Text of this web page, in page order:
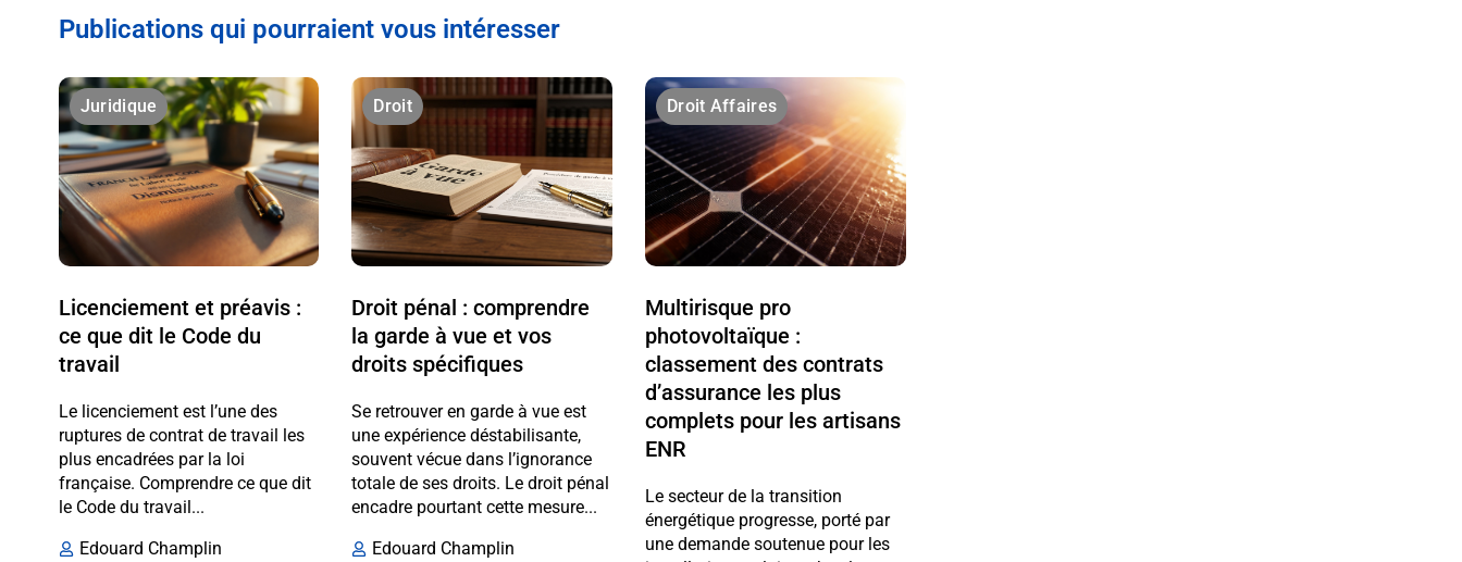
Publications qui pourraient vous intéresser
Juridique
Licenciement et préavis :
ce que dit le Code du
travail
Le licenciement est l’une des
ruptures de contrat de travail les
plus encadrées par la loi
française. Comprendre ce que dit
le Code du travail...
Edouard Champlin
Droit
Droit pénal : comprendre
la garde à vue et vos
droits spécifiques
Se retrouver en garde à vue est
une expérience déstabilisante,
souvent vécue dans l’ignorance
totale de ses droits. Le droit pénal
encadre pourtant cette mesure...
Edouard Champlin
Droit Affaires
Multirisque pro
photovoltaïque :
classement des contrats
d’assurance les plus
complets pour les artisans
ENR
Le secteur de la transition
énergétique progresse, porté par
une demande soutenue pour les